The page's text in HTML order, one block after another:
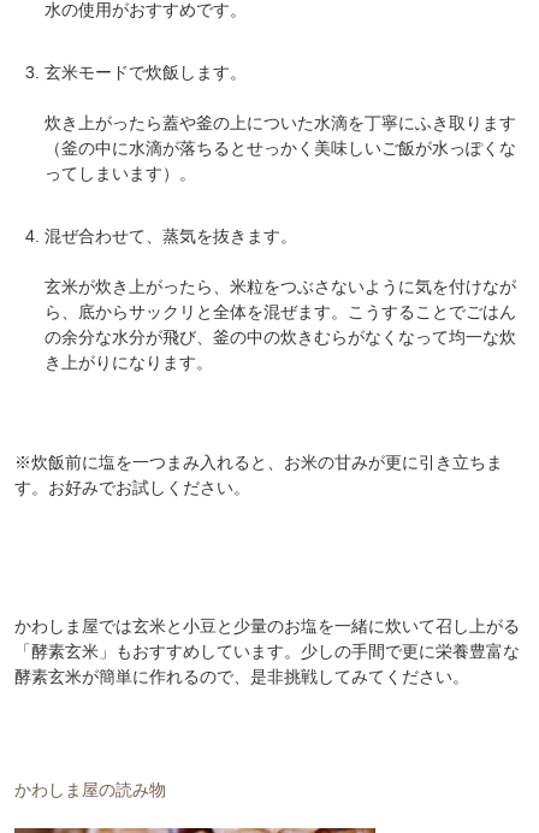
水の使用がおすすめです。
玄米モードで炊飯します。
炊き上がったら蓋や釜の上についた水滴を丁寧にふき取ります
（釜の中に水滴が落ちるとせっかく美味しいご飯が水っぽくな
ってしまいます）。
混ぜ合わせて、蒸気を抜きます。
玄米が炊き上がったら、米粒をつぶさないように気を付けなが
ら、底からサックリと全体を混ぜます。こうすることでごはん
の余分な水分が飛び、釜の中の炊きむらがなくなって均一な炊
き上がりになります。
※炊飯前に塩を一つまみ入れると、お米の甘みが更に引き立ちま
す。お好みでお試しください。
かわしま屋では玄米と小豆と少量のお塩を一緒に炊いて召し上がる
「酵素玄米」もおすすめしています。少しの手間で更に栄養豊富な
酵素玄米が簡単に作れるので、是非挑戦してみてください。
かわしま屋の読み物
対象者：かわしま屋で初めてお買い物をされる方
ご利用回数：お一人様1回限り
※他のクーポンとの併用はできません
クーポンのご利用方法はこちら >>